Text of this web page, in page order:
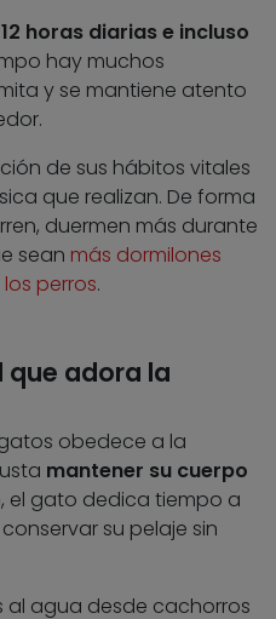
horas diarias e incluso
hay muchos
y se mantiene atento
de sus hábitos vitales
que realizan. De forma
duermen más durante
sean más dormilones
perros.
que adora la
obedece a la
mantener su cuerpo
el gato dedica tiempo a
su pelaje sin
agua desde cachorros